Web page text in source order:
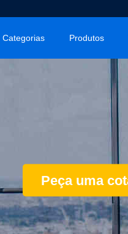
Categorias Produtos
Peça uma